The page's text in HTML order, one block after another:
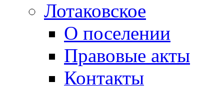
Лотаковское
О поселении
Правовые акты
Контакты